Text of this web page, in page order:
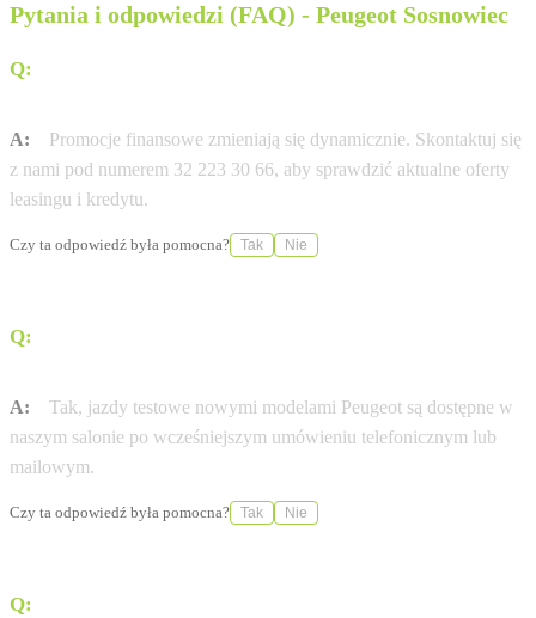
Pytania i odpowiedzi (FAQ) - Peugeot Sosnowiec
Q:
A:
Promocje finansowe zmieniają się dynamicznie. Skontaktuj się
z nami pod numerem 32 223 30 66, aby sprawdzić aktualne oferty
leasingu i kredytu.
Czy ta odpowiedź była pomocna? Tak Nie
Q:
A:
Tak, jazdy testowe nowymi modelami Peugeot są dostępne w
naszym salonie po wcześniejszym umówieniu telefonicznym lub
mailowym.
Czy ta odpowiedź była pomocna? Tak Nie
Q: